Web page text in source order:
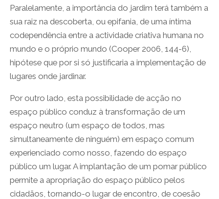
Paralelamente, a importância do jardim terá também a
sua raiz na descoberta, ou epifania, de uma íntima
codependência entre a actividade criativa humana no
mundo e o próprio mundo (Cooper 2006, 144-6),
hipótese que por si só justificaria a implementação de
lugares onde jardinar.
Por outro lado, esta possibilidade de acção no
espaço público conduz à transformação de um
espaço neutro (um espaço de todos, mas
simultaneamente de ninguém) em espaço comum
experienciado como nosso, fazendo do espaço
público um lugar. A implantação de um pomar público
permite a apropriação do espaço público pelos
cidadãos, tornando-o lugar de encontro, de coesão